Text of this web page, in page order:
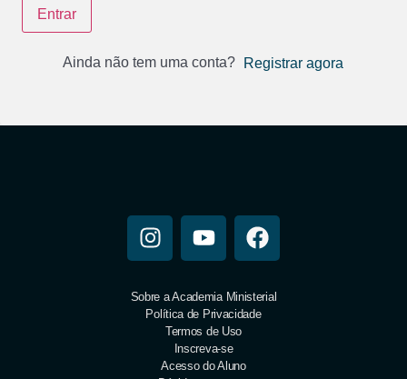
Entrar
Ainda não tem uma conta? Registrar agora
Sobre a Academia Ministerial
Política de Privacidade
Termos de Uso
Inscreva-se
Acesso do Aluno